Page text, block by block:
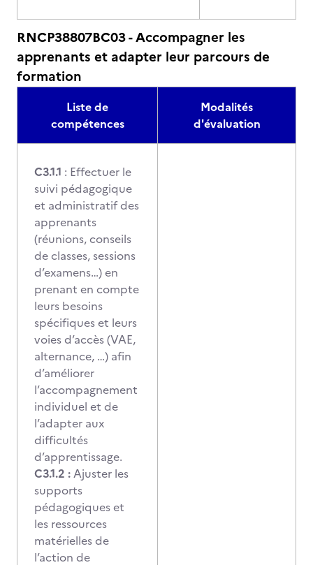
RNCP38807BC03 - Accompagner les
apprenants et adapter leur parcours de
formation
Liste de
compétences
Modalités
d'évaluation
C3.1.1 : Effectuer le
suivi pédagogique
et administratif des
apprenants
(réunions, conseils
de classes, sessions
d’examens…) en
prenant en compte
leurs besoins
spécifiques et leurs
voies d’accès (VAE,
alternance, …) afin
d’améliorer
l’accompagnement
individuel et de
l’adapter aux
difficultés
d’apprentissage.
C3.1.2 :Ajuster les
supports
pédagogiques et
les ressources
matérielles de
l’action de